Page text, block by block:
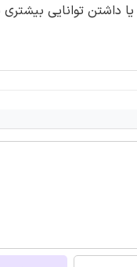
توانایی بیشتری